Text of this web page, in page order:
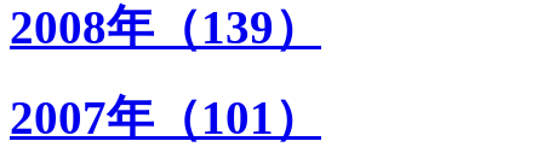
2008年（139）
2007年（101）